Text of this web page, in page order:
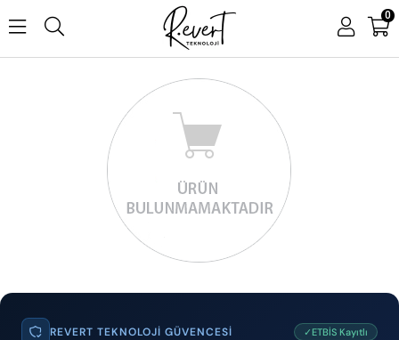
0
REVERT TEKNOLOJI GÜVENCESI ✓ETBİS Kayıtlı